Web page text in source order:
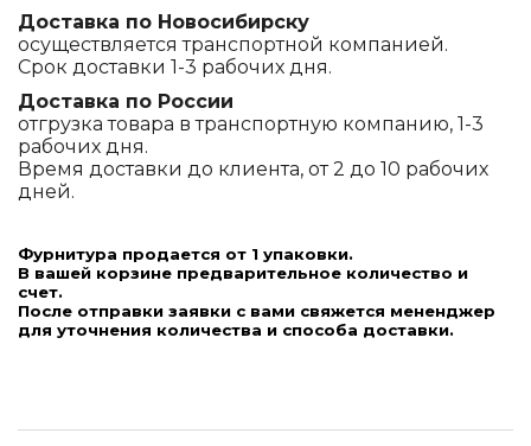
Доставка по Новосибирску
осуществляется транспортной компанией.
Срок доставки 1-3 рабочих дня.
Доставка по России
отгрузка товара в транспортную компанию, 1-3
рабочих дня.
Время доставки до клиента, от 2 до 10 рабочих
дней.
Фурнитура продается от 1 упаковки.
В вашей корзине предварительное количество и
счет.
После отправки заявки с вами свяжется мененджер
для уточнения количества и способа доставки.